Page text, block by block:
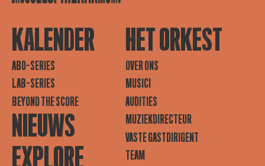
KALENDER
ABO-SERIES
LAB-SERIES
BEYOND THE SCORE
NIEUWS
EXPLORE
HET ORKEST
OVER ONS
MUSICI
AUDITIES
MUZIEKDIRECTEUR
VASTE GASTDIRIGENT
TEAM